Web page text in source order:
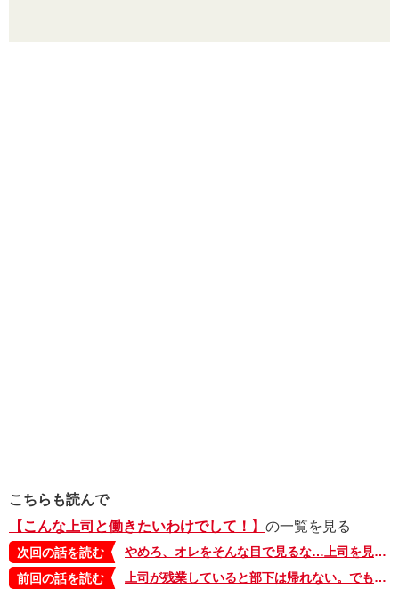
こちらも読んで
【こんな上司と働きたいわけでして！】 の一覧を見る
次回の話を読む
やめろ、オレをそんな目で見るな…上司を見つめる部下の顔は、あの時の子どもと一緒…【こんな上司と働きたいわけでして！22】
前回の話を読む
上司が残業していると部下は帰れない。でもうちの部署はちょっと違う。今日もコワモテ部長のアフター５が幕をあける！【こんな上司と働きたいわけでして！15】